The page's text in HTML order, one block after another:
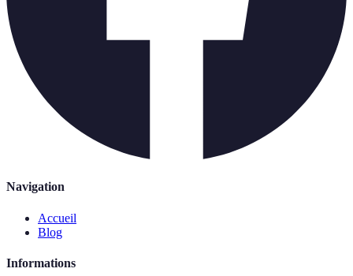
Navigation
Accueil
Blog
Informations